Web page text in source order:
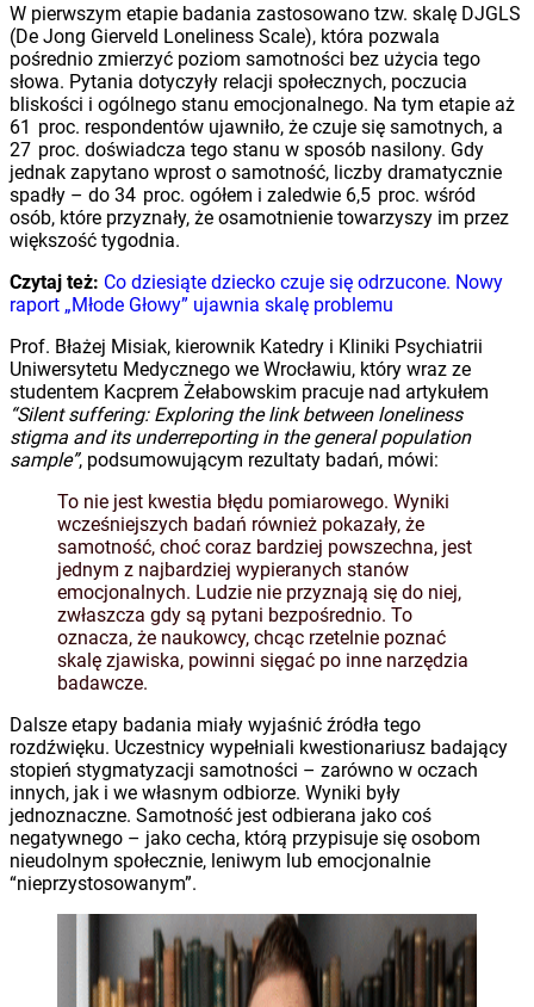
W pierwszym etapie badania zastosowano tzw. skalę DJGLS
(De Jong Gierveld Loneliness Scale), która pozwala
pośrednio zmierzyć poziom samotności bez użycia tego
słowa. Pytania dotyczyły relacji społecznych, poczucia
bliskości i ogólnego stanu emocjonalnego. Na tym etapie aż
61 proc. respondentów ujawniło, że czuje się samotnych, a
27 proc. doświadcza tego stanu w sposób nasilony. Gdy
jednak zapytano wprost o samotność, liczby dramatycznie
spadły – do 34 proc. ogółem i zaledwie 6,5 proc. wśród
osób, które przyznały, że osamotnienie towarzyszy im przez
większość tygodnia.
Czytaj też: Co dziesiąte dziecko czuje się odrzucone. Nowy
raport „Młode Głowy” ujawnia skalę problemu
Prof. Błażej Misiak, kierownik Katedry i Kliniki Psychiatrii
Uniwersytetu Medycznego we Wrocławiu, który wraz ze
studentem Kacprem Żełabowskim pracuje nad artykułem
“Silent suffering: Exploring the link between loneliness
stigma and its underreporting in the general population
sample”, podsumowującym rezultaty badań, mówi:
To nie jest kwestia błędu pomiarowego. Wyniki
wcześniejszych badań również pokazały, że
samotność, choć coraz bardziej powszechna, jest
jednym z najbardziej wypieranych stanów
emocjonalnych. Ludzie nie przyznają się do niej,
zwłaszcza gdy są pytani bezpośrednio. To
oznacza, że naukowcy, chcąc rzetelnie poznać
skalę zjawiska, powinni sięgać po inne narzędzia
badawcze.
Dalsze etapy badania miały wyjaśnić źródła tego
rozdźwięku. Uczestnicy wypełniali kwestionariusz badający
stopień stygmatyzacji samotności – zarówno w oczach
innych, jak i we własnym odbiorze. Wyniki były
jednoznaczne. Samotność jest odbierana jako coś
negatywnego – jako cecha, którą przypisuje się osobom
nieudolnym społecznie, leniwym lub emocjonalnie
“nieprzystosowanym”.